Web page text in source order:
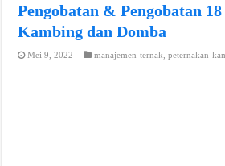
Pengobatan & Pengobatan
Kambing dan Domba
Mei 9, 2022 manajemen-ternak ,peternakan-